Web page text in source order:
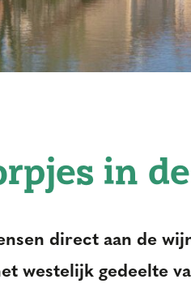
in
direct aan de
westelijk gedeelte